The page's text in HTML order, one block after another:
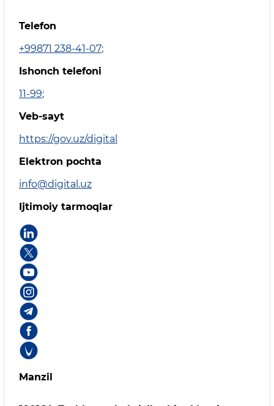
Telefon
+99871 238-41-07;
Ishonch telefoni
11-99;
Veb-sayt
https://gov.uz/digital
Elektron pochta
info@digital.uz
Ijtimoiy tarmoqlar
Manzil